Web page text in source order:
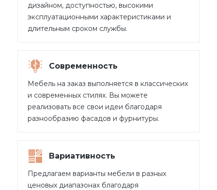
дизайном, доступностью, высокими
эксплуатационными характеристиками и
длительным сроком службы.
Современность
Мебель на заказ выполняется в классических
и современных стилях. Вы можете
реализовать все свои идеи благодаря
разнообразию фасадов и фурнитуры.
Вариативность
Предлагаем варианты мебели в разных
ценовых диапазонах благодаря